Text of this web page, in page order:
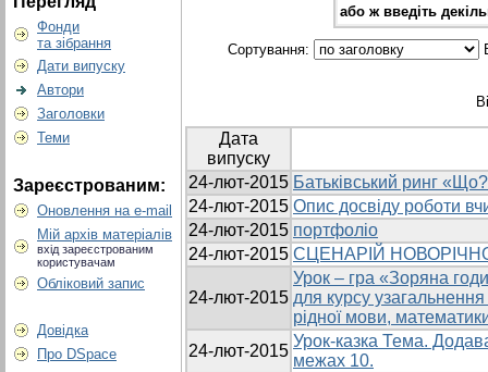
Фонди
та зібрання
Дати випуску
Автори
Заголовки
Теми
Зареєстрованим:
Оновлення на e-mail
Мій архів матеріалів
вхід зареєстрованим
користувачам
Обліковий запис
Довідка
Про DSpace
або ж введіть
Сортування:
Дата
випуску
24-лют-2015 Батьківський ринг
24-лют-2015 Опис досвіду роботи
24-лют-2015 портфоліо
24-лют-2015 СЦЕНАРІЙ
24-лют-2015
Урок – гра «Зоряна
для курсу узагальнення
рідної мови,
24-лют-2015
Урок-казка Тема.
межах 10.